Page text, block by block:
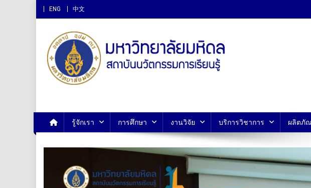
ENG 中文
สถาบันนวัตกรรมการเรียนรู้ ม.มหิดล
รู้จักเรา การศึกษา งานวิจัย บริการวิชาการ ผลิตภั